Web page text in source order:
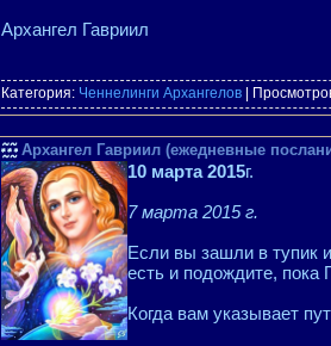
Архангел Гавриил
Категория: Ченнелинги Архангелов |
Архангел Гавриил (ежедневные
10 марта 2015г.
7 марта 2015 г.
Если вы зашли в тупик
есть и подождите, пока
Когда вам указывает